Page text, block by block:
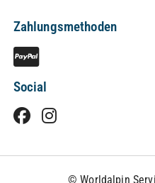
Zahlungsmethoden
Social
© Worldalpin